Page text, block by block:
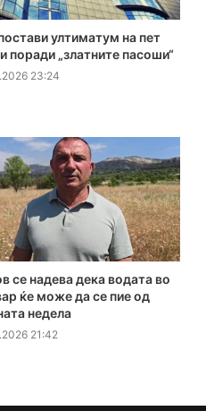
ултиматум на пет
поради „златните пасоши“
23:24
се надева дека водата во
ќе може да се пие од
недела
21:42